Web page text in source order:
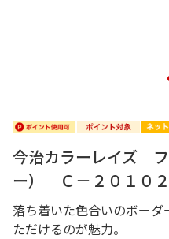
今治カラーレイズ
ー） Ｃ－２０１０２
落ち着いた色合いのボー
ただけるのが魅力。